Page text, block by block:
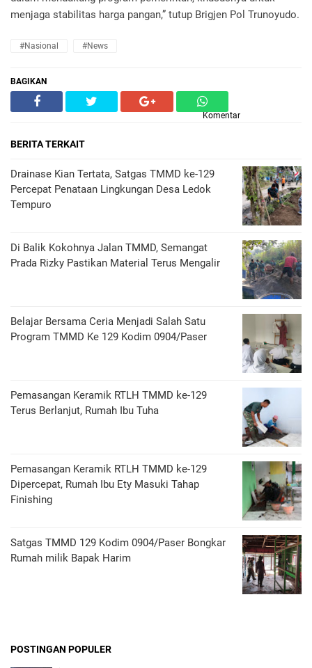
menjaga stabilitas harga pangan,” tutup Brigjen Pol Trunoyudo.
#Nasional #News
BAGIKAN
Komentar
BERITA TERKAIT
Drainase Kian Tertata, Satgas TMMD ke-129
Percepat Penataan Lingkungan Desa Ledok
Tempuro
Di Balik Kokohnya Jalan TMMD, Semangat
Prada Rizky Pastikan Material Terus Mengalir
Belajar Bersama Ceria Menjadi Salah Satu
Program TMMD Ke 129 Kodim 0904/Paser
Pemasangan Keramik RTLH TMMD ke-129
Terus Berlanjut, Rumah Ibu Tuha
Pemasangan Keramik RTLH TMMD ke-129
Dipercepat, Rumah Ibu Ety Masuki Tahap
Finishing
Satgas TMMD 129 Kodim 0904/Paser Bongkar
Rumah milik Bapak Harim
POSTINGAN POPULER